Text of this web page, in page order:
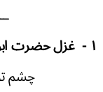
چشم تو بحال